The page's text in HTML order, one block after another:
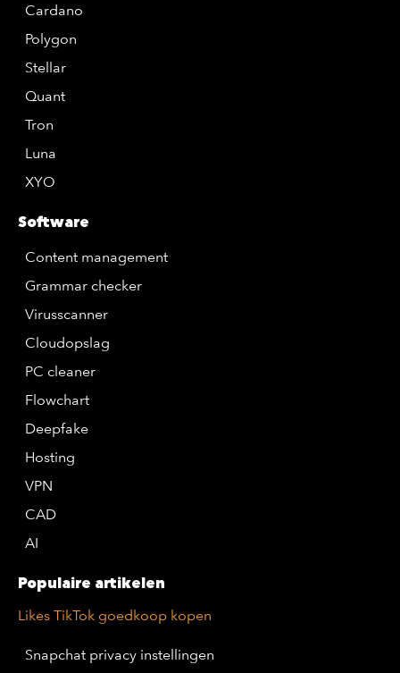
Cardano
Polygon
Stellar
Quant
Tron
Luna
XYO
Software
Content management
Grammar checker
Virusscanner
Cloudopslag
PC cleaner
Flowchart
Deepfake
Hosting
VPN
CAD
AI
Populaire artikelen
Likes TikTok goedkoop kopen
Snapchat privacy instellingen